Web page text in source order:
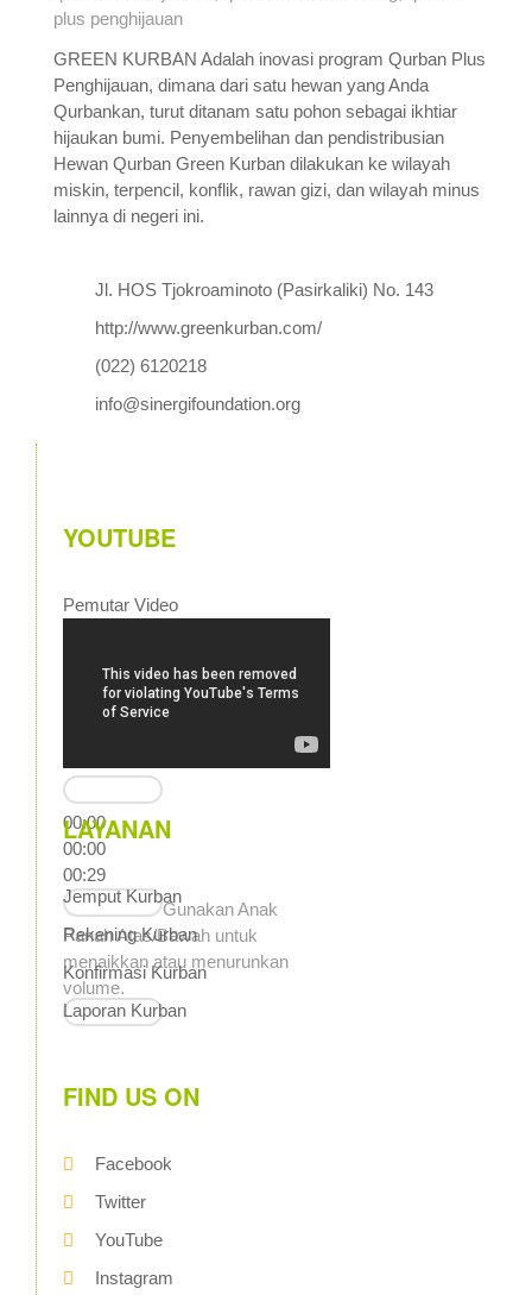
GREEN KURBAN Adalah inovasi program Qurban Plus
Penghijauan, dimana dari satu hewan yang Anda
Qurbankan, turut ditanam satu pohon sebagai ikhtiar
hijaukan bumi. Penyembelihan dan pendistribusian
Hewan Qurban Green Kurban dilakukan ke wilayah
miskin, terpencil, konflik, rawan gizi, dan wilayah minus
lainnya di negeri ini.
Jl. HOS Tjokroaminoto (Pasirkaliki) No. 143
http://www.greenkurban.com/
(022) 6120218
info@sinergifoundation.org
YOUTUBE
Pemutar Video
00:00
00:00
00:29
Gunakan Anak
Panah Atas/Bawah untuk
menaikkan atau menurunkan
volume.
LAYANAN
Jemput Kurban
Rekening Kurban
Konfirmasi Kurban
Laporan Kurban
FIND US ON
Facebook
Twitter
YouTube
Instagram